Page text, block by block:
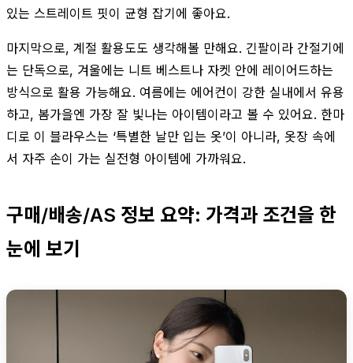
있는 스트레이트 핏이 균형 잡기에 좋아요.
마지막으로, 계절 활용도도 생각해볼 만해요. 긴팔이라 간절기에
는 단독으로, 겨울에는 니트 베스트나 자켓 안에 레이어드하는
방식으로 활용 가능해요. 여름에는 에어컨이 강한 실내에서 유용
하고, 봄가을엔 가장 잘 빛나는 아이템이라고 볼 수 있어요. 한마
디로 이 블라우스는 ‘특별한 날만 입는 옷’이 아니라, 옷장 속에
서 자주 손이 가는 실전형 아이템에 가까워요.
구매/배송/AS 정보 요약: 가격과 조건을 한
눈에 보기